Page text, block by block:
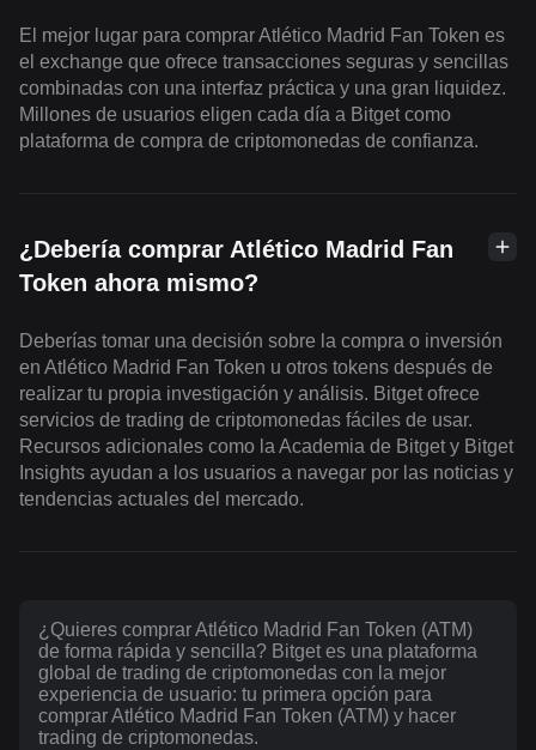
El mejor lugar para comprar Atlético Madrid Fan Token es
el exchange que ofrece transacciones seguras y sencillas
combinadas con una interfaz práctica y una gran liquidez.
Millones de usuarios eligen cada día a Bitget como
plataforma de compra de criptomonedas de confianza.
¿Debería comprar Atlético Madrid Fan
Token ahora mismo?
Deberías tomar una decisión sobre la compra o inversión
en Atlético Madrid Fan Token u otros tokens después de
realizar tu propia investigación y análisis. Bitget ofrece
servicios de trading de criptomonedas fáciles de usar.
Recursos adicionales como la Academia de Bitget y Bitget
Insights ayudan a los usuarios a navegar por las noticias y
tendencias actuales del mercado.
¿Quieres comprar Atlético Madrid Fan Token (ATM)
de forma rápida y sencilla? Bitget es una plataforma
global de trading de criptomonedas con la mejor
experiencia de usuario: tu primera opción para
comprar Atlético Madrid Fan Token (ATM) y hacer
trading de criptomonedas.